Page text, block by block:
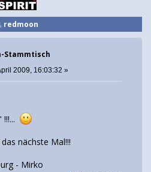
redmoon
Stammtisch
2009, 16:03:32 »
nächste Mal!!!
- Mirko